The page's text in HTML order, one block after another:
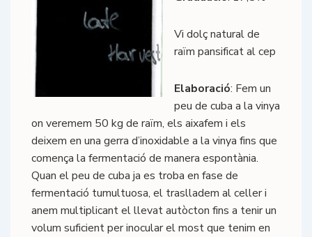
Vi dolç natural de
raïm pansificat al cep
Elaboració: Fem un
peu de cuba a la vinya
on veremem 50 kg de raïm, els aixafem i els
deixem en una gerra d’inoxidable a la vinya fins que
comença la fermentació de manera espontània.
Quan el peu de cuba ja es troba en fase de
fermentació tumultuosa, el traslladem al celler i
anem multiplicant el llevat autòcton fins a tenir un
volum suficient per inocular el most que tenim en